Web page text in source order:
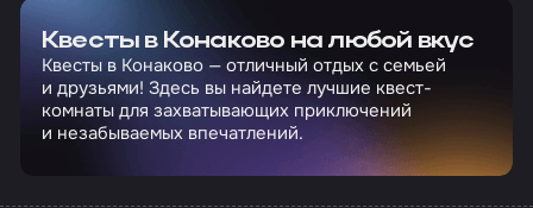
Квесты в Конаково на любой вкус
Квесты в Конаково — отличный отдых с семьей
и друзьями! Здесь вы найдете лучшие квест-
комнаты для захватывающих приключений
и незабываемых впечатлений.